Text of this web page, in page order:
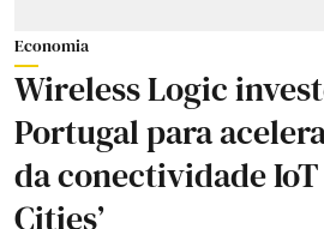
Economia
Wireless Logic
Portugal para
da conectividade IoT
Cities’